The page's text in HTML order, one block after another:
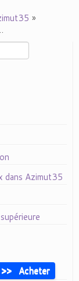
»
dans Azimut35
>>
Acheter